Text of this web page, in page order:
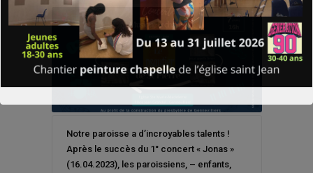
Notre paroisse a d’incroyables talents !
Après le succès du 1° concert « Jonas »
(16.04.2023), les paroissiens, – enfants,